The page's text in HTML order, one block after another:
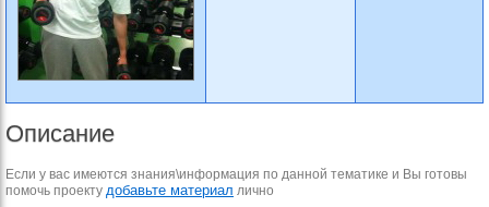
Описание
Если у вас имеются знания\информация по данной тематике и Вы готовы
помочь проекту добавьте материал лично